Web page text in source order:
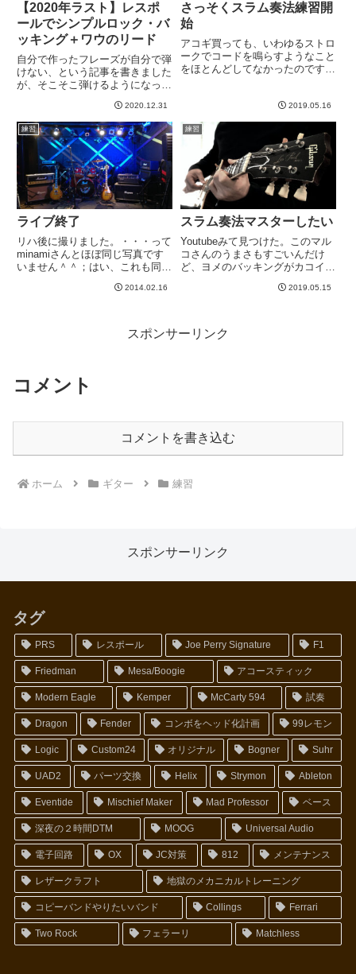
【2020年ラスト】レスポ
ールでシンプルロック・バ
ッキング＋ワウのリード
自分で作ったフレーズが自分で弾
けない、という記事を書きました
が、そこそこ弾けるようになった
画にすることができました。短い
動画なので見ていただけたら嬉し
いです＾＾2020年の練習の成果
は、こういう短いちょっとし...
2020.12.31
さっそくスラム奏法練習開
始
アコギ買っても、いわゆるストロ
ークでコードを鳴らすようなこと
をほとんどしてなかったのです
た。というわけで、Youtubeでい
くつか見ながら１時間くらい練習
してなう。基本パターン１基本...
2019.05.16
練習
ライブ終了
リハ後に撮りました。・・・って
minamiさんとほぼ同じ写真です
いません＾＾；はい、これも同じ
トラブルがありました。新ボード
ケーブルが断線なのかどうか...
2014.02.16
練習
スラム奏法マスターしたい
Youtubeみて見つけた。このマル
コさんのうまさもすごいんだけ
ど、ヨメのバッキングがカコイ
押尾コータローとかだと、手品を
りこれはカコイイ。これ、やり...
2019.05.15
スポンサーリンク
コメント
コメントを書き込む
ホーム ギター 練習
スポンサーリンク
タグ
PRS レスポール Joe Perry Signature F1
Friedman Mesa/Boogie アコースティック
Modern Eagle Kemper McCarty 594 試奏
Dragon Fender コンボをヘッド化計画 99レモン
Logic Custom24 オリジナル Bogner Suhr
UAD2 パーツ交換 Helix Strymon Ableton
Eventide Mischief Maker Mad Professor ベース
深夜の２時間DTM MOOG Universal Audio
電子回路 OX JC対策 812 メンテナンス
レザークラフト 地獄のメカニカルトレーニング
コピーバンドやりたいバンド Collings Ferrari
Two Rock フェラーリ Matchless